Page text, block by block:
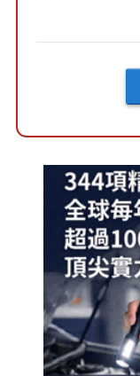
「Mega C...